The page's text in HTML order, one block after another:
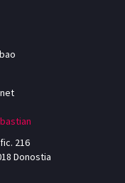
216
Donostia